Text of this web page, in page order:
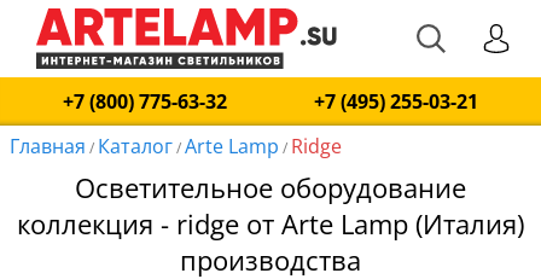
+7 (800) 775-63-32
+7 (495) 255-03-21
Главная / Каталог/Arte Lamp / Ridge
Осветительное оборудование
коллекция - ridge от Arte Lamp (Италия)
производства